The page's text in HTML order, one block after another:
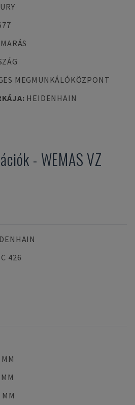
MARÁS
MEGMUNKÁLÓKÖZPONT
: HEIDENHAIN
- WEMAS VZ
426